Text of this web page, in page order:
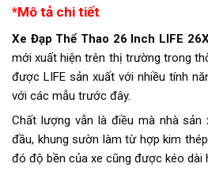
*Mô tả chi tiết
Xe Đạp Thể Thao 26 Inch LIFE 26X
mới xuất hiện trên thị trường trong
được LIFE sản xuất với nhiều tính
với các mẫu trước đây.
Chất lượng vẫn là điều mà nhà
đầu, khung sườn làm từ hợp kim
đó độ bền của xe cũng được kéo dài